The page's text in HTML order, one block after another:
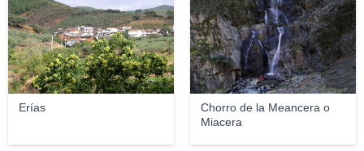
Erías
Chorro de la Meancera o
Miacera